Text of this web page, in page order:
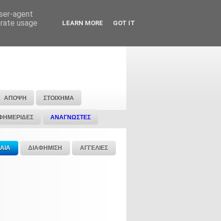
ΑΠΟΨΗ ΣΤΟΙΧΗΜΑ
ΑΝΑΓΝΩΣΤΕΣ
ΔΙΑΦΗΜΙΣΗ ΑΓΓΕΛΙΕΣ
agent
usage
LEARN MORE GOT IT